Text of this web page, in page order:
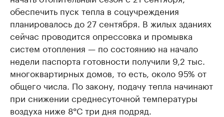
обеспечить пуск тепла в соцучреждения
планировалось до 27 сентября. В жилых зданиях
сейчас проводится опрессовка и промывка
систем отопления — по состоянию на начало
недели паспорта готовности получили 9,2 тыс.
многоквартирных домов, то есть, около 95% от
общего числа. По закону, подачу тепла начинают
при снижении среднесуточной температуры
воздуха ниже 8°С три дня подряд.